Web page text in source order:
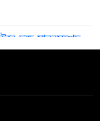
দক্ষ মানবসম্পদ
ডিজাইন’
তৈরিতে আইসিটি